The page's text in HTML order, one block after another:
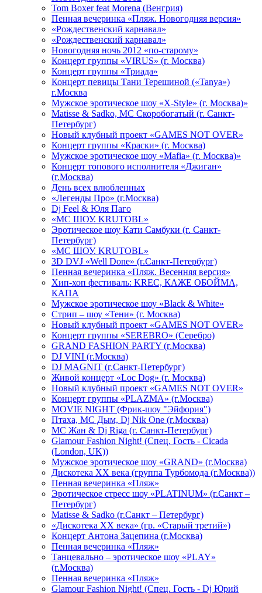
Tom Boxer feat Morena (Венгрия)
Пенная вечеринка «Пляж. Новогодняя версия»
«Рождественский карнавал»
«Рождественский карнавал»
Новогодняя ночь 2012 «по-старому»
Концерт группы «VIRUS» (г. Москва)
Концерт группы «Триада»
Концерт певицы Тани Терешиной («Tanya»)
г.Москва
Мужское эротическое шоу «X-Style» (г. Москва)»
Matissе & Sadko, MC Скоробогатый (г. Санкт-
Петербург)
Новый клубный проект «GAMES NOT OVER»
Концерт группы «Краски» (г. Москва)
Мужское эротическое шоу «Mafia» (г. Москва)»
Концерт топового исполнителя «Джиган»
(г.Москва)
День всех влюбленных
«Легенды Про» (г.Москва)
Dj Feel & Юля Паго
«МС ШОУ. KRUTOBL»
Эротическое шоу Кати Самбуки (г. Санкт-
Петербург)
«МС ШОУ. KRUTOBL»
3D DVJ «Well Done» (г.Санкт-Петербург)
Пенная вечеринка «Пляж. Весенняя версия»
Хип-хоп фестиваль: KREC, КАЖЕ ОБОЙМА,
КАПА
Мужское эротическое шоу «Black & White»
Стрип – шоу «Тени» (г. Москва)
Новый клубный проект «GAMES NOT OVER»
Концерт группы «SEREBRO» (Серебро)
GRAND FASHION PARTY (г.Москва)
DJ VINI (г.Москва)
DJ MAGNIT (г.Санкт-Петербург)
Живой концерт «Loc Dog» (г. Москва)
Новый клубный проект «GAMES NOT OVER»
Концерт группы «PLAZMA» (г.Москва)
MOVIE NIGHT (Фрик-шоу "Эйфория")
Птаха, МС Дым, Dj Nik One (г.Москва)
МС Жан & Dj Riga (г. Санкт-Петербург)
Glamour Fashion Night! (Спец. Гость - Cicada
(London, UK))
Мужское эротическое шоу «GRAND» (г.Москва)
Дискотека XX века (группа Турбомода (г.Москва))
Пенная вечеринка «Пляж»
Эротическое стресс шоу «PLATINUM» (г.Санкт –
Петербург)
Matisse & Sadko (г.Санкт – Петербург)
«Дискотека ХХ века» (гр. «Старый третий»)
Концерт Антона Зацепина (г.Москва)
Пенная вечеринка «Пляж»
Танцевально – эротическое шоу «PLAY»
(г.Москва)
Пенная вечеринка «Пляж»
Glamour Fashion Night! (Спец. Гость - Dj Юрий